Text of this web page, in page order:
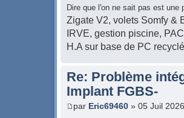
Dire que l'on ne sait pas est une
Zigate V2, volets Somfy &
IRVE, gestion piscine,
H.A sur base de PC
Re: Problème
Implant FGBS-
par Eric69460 » 05 Juil